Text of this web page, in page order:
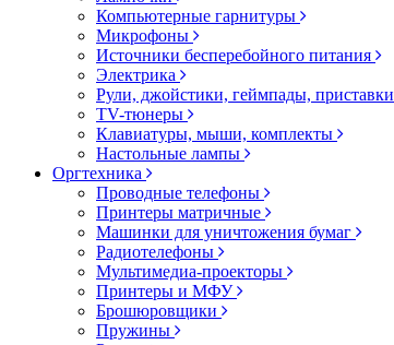
Компьютерные гарнитуры
Микрофоны
Источники бесперебойного питания
Электрика
Рули, джойстики, геймпады, приставки
TV-тюнеры
Клавиатуры, мыши, комплекты
Настольные лампы
Оргтехника
Проводные телефоны
Принтеры матричные
Машинки для уничтожения бумаг
Радиотелефоны
Мультимедиа-проекторы
Принтеры и МФУ
Брошюровщики
Пружины